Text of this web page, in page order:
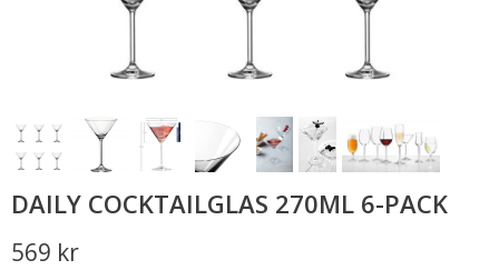
DAILY COCKTAILGLAS 270ML 6-PACK
569 kr